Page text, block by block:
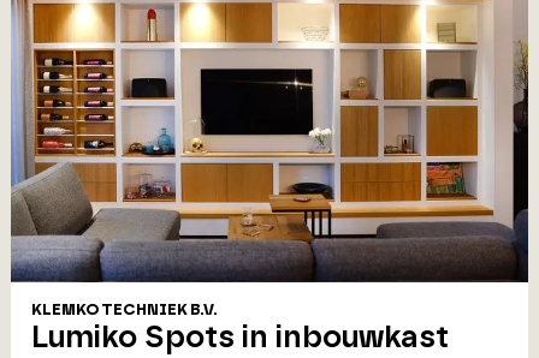
KLEMKO TECHNIEK B.V.
Lumiko Spots in inbouwkast